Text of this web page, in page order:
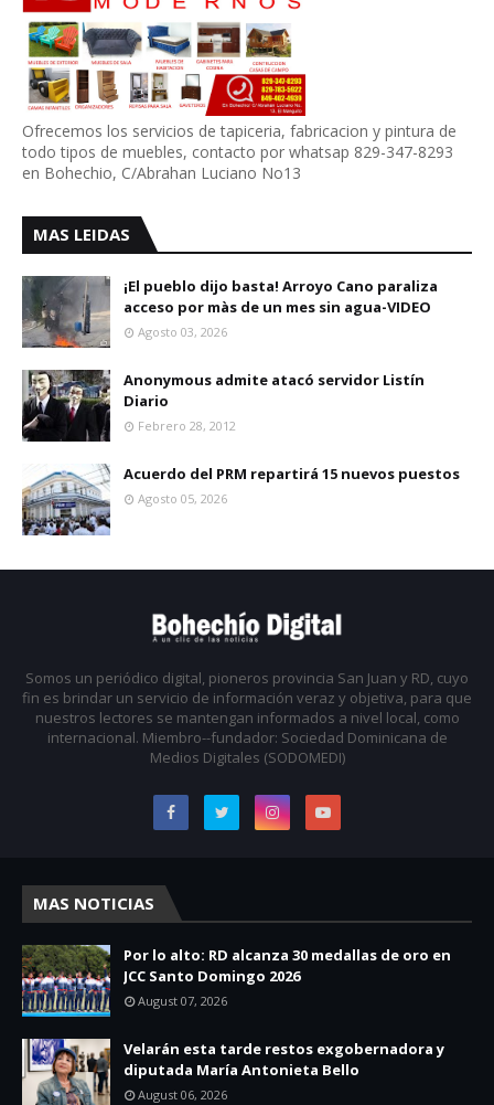
Ofrecemos los servicios de tapiceria, fabricacion y pintura de
todo tipos de muebles, contacto por whatsap 829-347-8293
en Bohechio, C/Abrahan Luciano No13
MAS LEIDAS
¡El pueblo dijo basta! Arroyo Cano paraliza
acceso por màs de un mes sin agua-VIDEO
Agosto 03, 2026
Anonymous admite atacó servidor Listín
Diario
Febrero 28, 2012
Acuerdo del PRM repartirá 15 nuevos puestos
Agosto 05, 2026
Somos un periódico digital, pioneros provincia San Juan y RD, cuyo
fin es brindar un servicio de información veraz y objetiva, para que
nuestros lectores se mantengan informados a nivel local, como
internacional. Miembro--fundador: Sociedad Dominicana de
Medios Digitales (SODOMEDI)
MAS NOTICIAS
Por lo alto: RD alcanza 30 medallas de oro en
JCC Santo Domingo 2026
August 07, 2026
Velarán esta tarde restos exgobernadora y
diputada María Antonieta Bello
August 06, 2026